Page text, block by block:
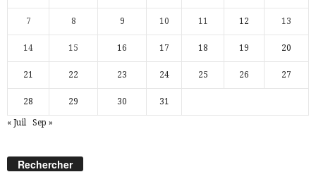
7 8 9 10 11 12 13
14 15 16 17 18 19 20
21 22 23 24 25 26 27
28 29 30 31
« Juil Sep »
Rechercher